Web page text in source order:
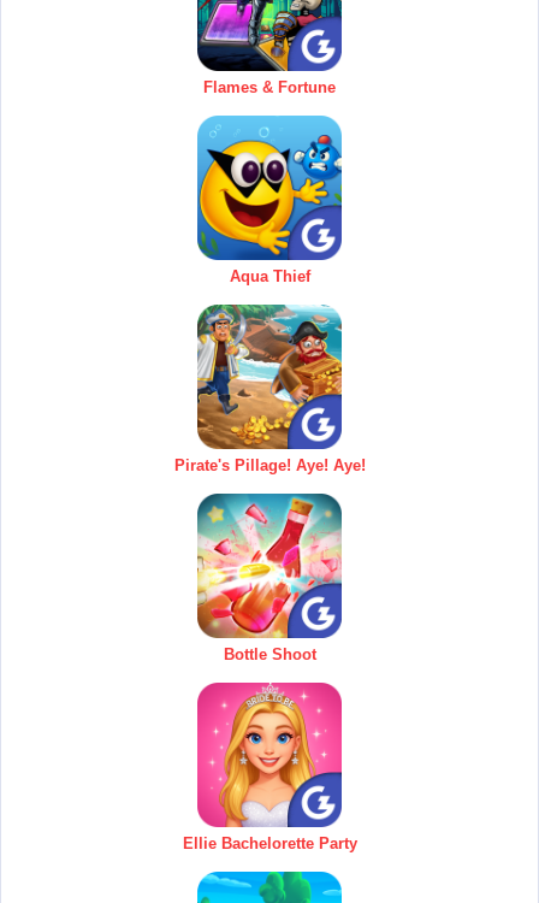
Flames & Fortune
Aqua Thief
Pirate's Pillage! Aye! Aye!
Bottle Shoot
Ellie Bachelorette Party